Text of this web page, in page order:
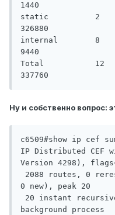
1440
static          2
326880
internal        8
9440
Total           12
337760
Ну и собственно вопрос:
c6509#show ip cef
IP Distributed CEF
Version 4298),
0 new), peak 20
background process